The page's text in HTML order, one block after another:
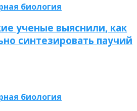
биология
ученые выяснили, как
синтезировать паучий
биология